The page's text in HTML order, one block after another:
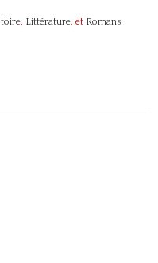
, Littérature, et Romans